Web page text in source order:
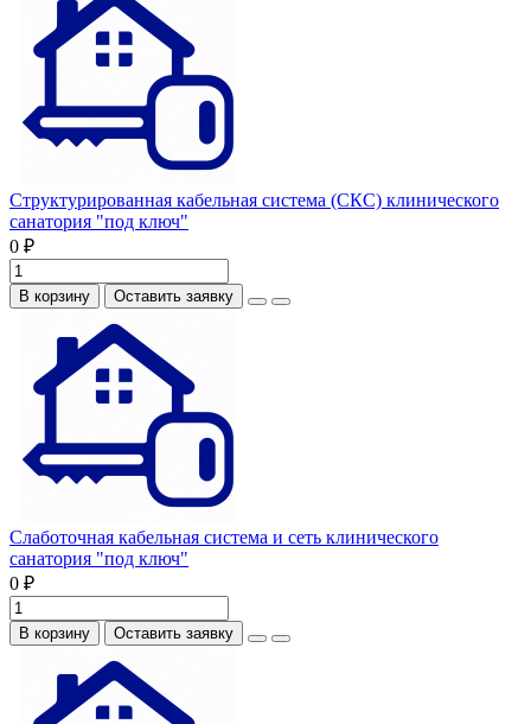
Структурированная кабельная система (СКС) клинического
санатория "под ключ"
0 ₽
В корзину Оставить заявку
Слаботочная кабельная система и сеть клинического
санатория "под ключ"
0 ₽
В корзину Оставить заявку